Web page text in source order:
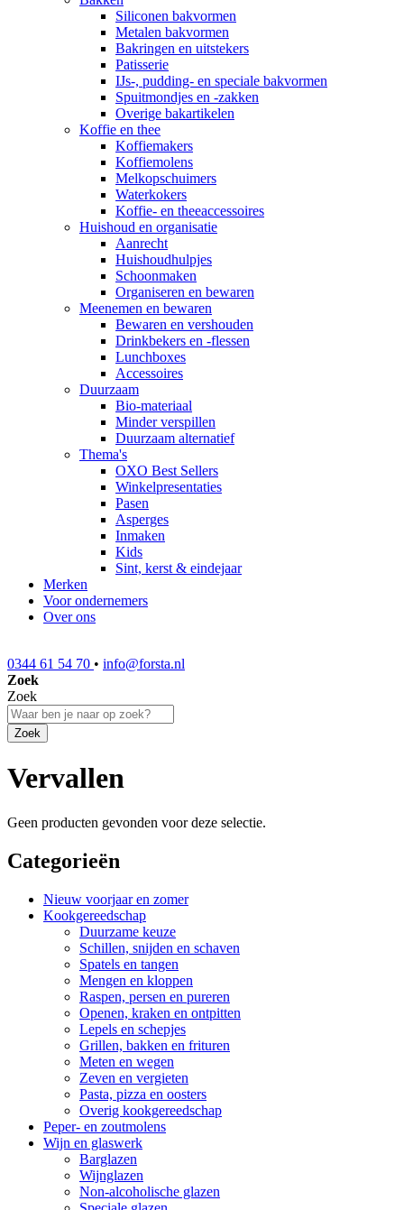
Siliconen bakvormen
Metalen bakvormen
Bakringen en uitstekers
Patisserie
IJs-, pudding- en speciale bakvormen
Spuitmondjes en -zakken
Overige bakartikelen
Koffie en thee
Koffiemakers
Koffiemolens
Melkopschuimers
Waterkokers
Koffie- en theeaccessoires
Huishoud en organisatie
Aanrecht
Huishoudhulpjes
Schoonmaken
Organiseren en bewaren
Meenemen en bewaren
Bewaren en vershouden
Drinkbekers en -flessen
Lunchboxes
Accessoires
Duurzaam
Bio-materiaal
Minder verspillen
Duurzaam alternatief
Thema's
OXO Best Sellers
Winkelpresentaties
Pasen
Asperges
Inmaken
Kids
Sint, kerst & eindejaar
Merken
Voor ondernemers
Over ons
0344 61 54 70 • info@forsta.nl
Zoek
Zoek
Zoek
Vervallen
Geen producten gevonden voor deze selectie.
Categorieën
Nieuw voorjaar en zomer
Kookgereedschap
Duurzame keuze
Schillen, snijden en schaven
Spatels en tangen
Mengen en kloppen
Raspen, persen en pureren
Openen, kraken en ontpitten
Lepels en schepjes
Grillen, bakken en frituren
Meten en wegen
Zeven en vergieten
Pasta, pizza en oosters
Overig kookgereedschap
Peper- en zoutmolens
Wijn en glaswerk
Barglazen
Wijnglazen
Non-alcoholische glazen